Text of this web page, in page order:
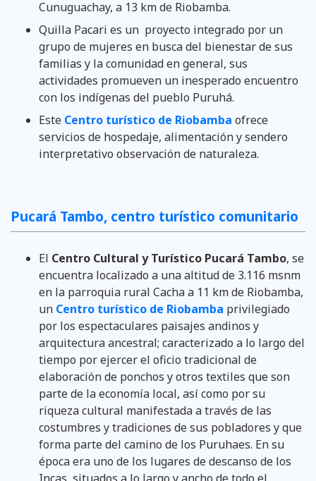
Cunuguachay, a 13 km de Riobamba.
Quilla Pacari es un proyecto integrado por un
grupo de mujeres en busca del bienestar de sus
familias y la comunidad en general, sus
actividades promueven un inesperado encuentro
con los indígenas del pueblo Puruhá.
Este Centro turístico de Riobamba ofrece
servicios de hospedaje, alimentación y sendero
interpretativo observación de naturaleza.
Pucará Tambo, centro turístico comunitario
El Centro Cultural y Turístico Pucará Tambo, se
encuentra localizado a una altitud de 3.116 msnm
en la parroquia rural Cacha a 11 km de Riobamba,
un Centro turístico de Riobamba privilegiado
por los espectaculares paisajes andinos y
arquitectura ancestral; caracterizado a lo largo del
tiempo por ejercer el oficio tradicional de
elaboración de ponchos y otros textiles que son
parte de la economía local, así como por su
riqueza cultural manifestada a través de las
costumbres y tradiciones de sus pobladores y que
forma parte del camino de los Puruhaes. En su
época era uno de los lugares de descanso de los